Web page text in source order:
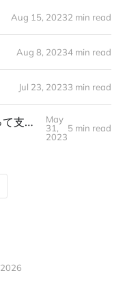
Aug 15, 20232 min read
Aug 8, 20234 min read
Jul 23, 20233 min read
純粋な善意と多様性を持って支援できる人なんてほとんどいない
May
31,
2023
5 min read